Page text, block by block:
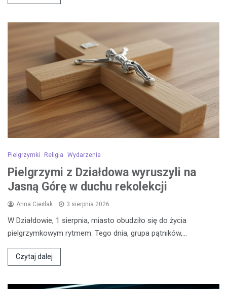
Pielgrzymki Religia Wydarzenia
Pielgrzymi z Działdowa wyruszyli na
Jasną Górę w duchu rekolekcji
Anna Cieślak 3 sierpnia 2026
W Działdowie, 1 sierpnia, miasto obudziło się do życia
pielgrzymkowym rytmem. Tego dnia, grupa pątników,…
Czytaj dalej